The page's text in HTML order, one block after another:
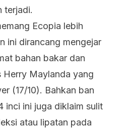
terjadi.
Ecopia lebih
ini dirancang mengejar
bahan bakar dan
Herry Maylanda yang
(17/10). Bahkan ban
inci ini juga diklaim sulit
atau lipatan pada